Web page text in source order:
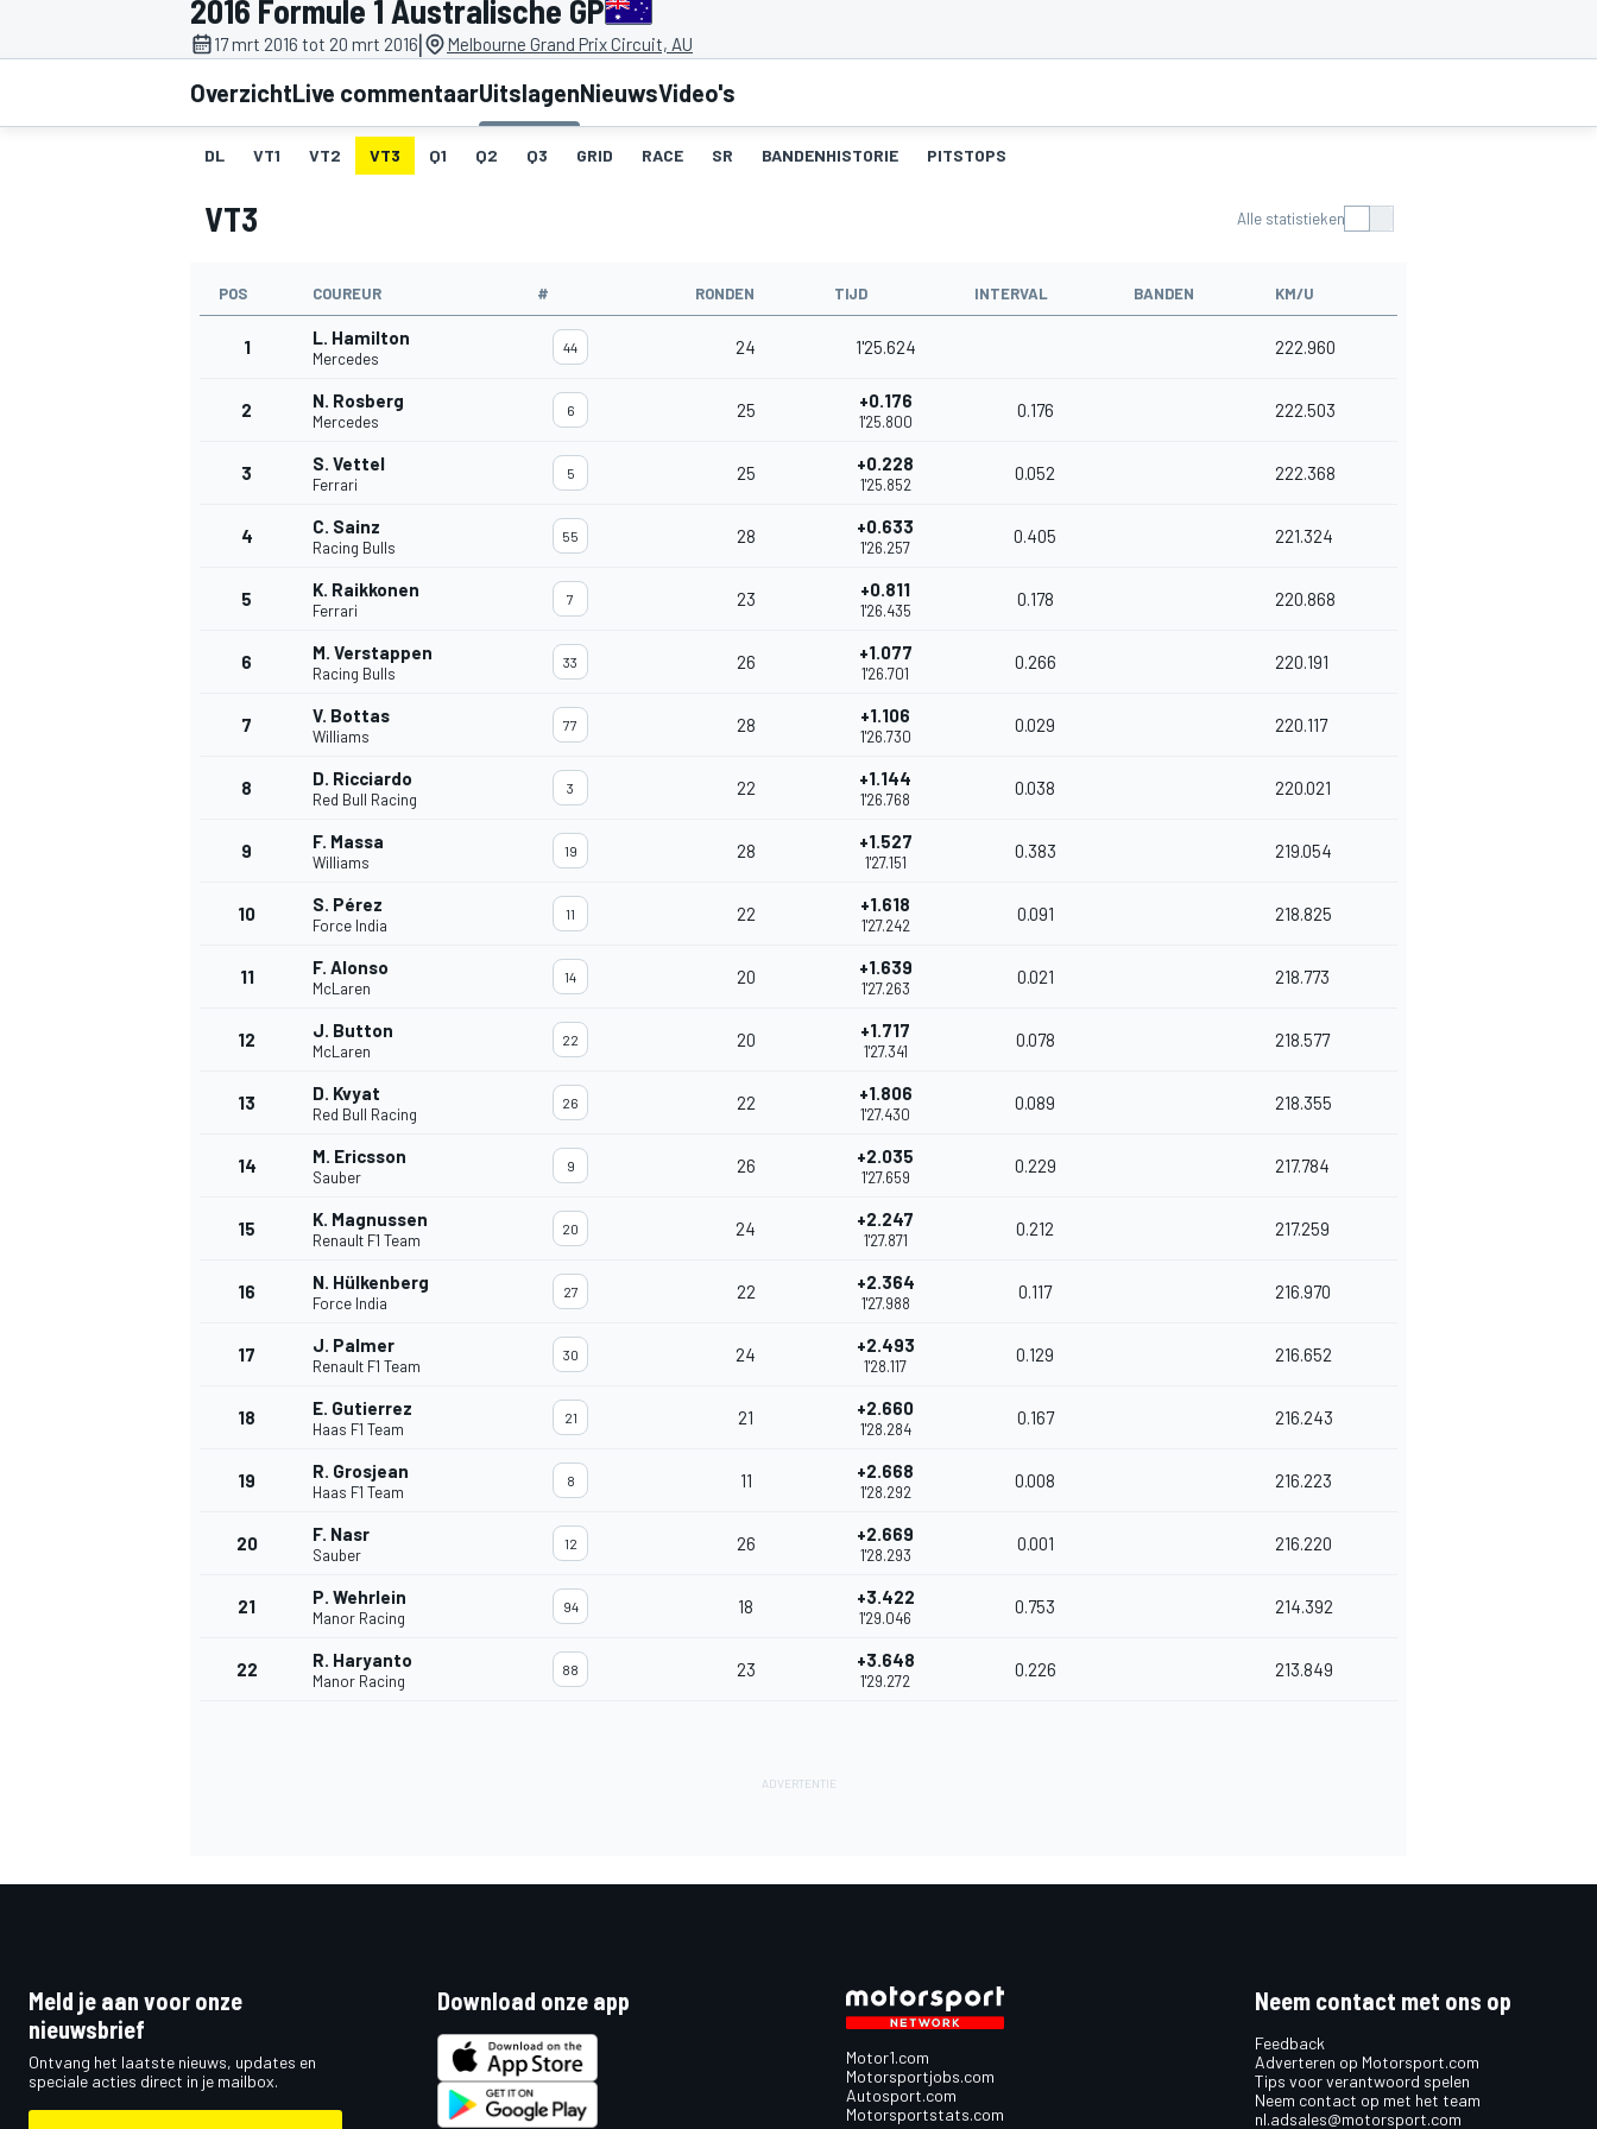
2016 Formule 1 Australische GP
17 mrt 2016 tot 20 mrt 2016| Melbourne Grand Prix Circuit, AU
OverzichtLive commentaarUitslagenNieuwsVideo's
DL VT1 VT2 VT3 Q1 Q2 Q3 GRID RACE SR BANDENHISTORIE PITSTOPS
VT3 Alle statistieken
POS COUREUR # RONDEN TIJD INTERVAL BANDEN KM/U
1 L. Hamilton
Mercedes
44 24 1'25.624 222.960
2 N. Rosberg
Mercedes
6 25 +0.176
1'25.800
0.176 222.503
3 S. Vettel
Ferrari
5 25 +0.228
1'25.852
0.052 222.368
4 C. Sainz
Racing Bulls
55 28 +0.633
1'26.257
0.405 221.324
5 K. Raikkonen
Ferrari
7 23 +0.811
1'26.435
0.178 220.868
6 M. Verstappen
Racing Bulls
33 26 +1.077
1'26.701
0.266 220.191
7 V. Bottas
Williams
77 28 +1.106
1'26.730
0.029 220.117
8 D. Ricciardo
Red Bull Racing
3 22 +1.144
1'26.768
0.038 220.021
9 F. Massa
Williams
19 28 +1.527
1'27.151
0.383 219.054
10 S. Pérez
Force India
11 22 +1.618
1'27.242
0.091 218.825
11 F. Alonso
McLaren
14 20 +1.639
1'27.263
0.021 218.773
12 J. Button
McLaren
22 20 +1.717
1'27.341
0.078 218.577
13 D. Kvyat
Red Bull Racing
26 22 +1.806
1'27.430
0.089 218.355
14 M. Ericsson
Sauber
9 26 +2.035
1'27.659
0.229 217.784
15 K. Magnussen
Renault F1 Team
20 24 +2.247
1'27.871
0.212 217.259
16 N. Hülkenberg
Force India
27 22 +2.364
1'27.988
0.117 216.970
17 J. Palmer
Renault F1 Team
30 24 +2.493
1'28.117
0.129 216.652
18 E. Gutierrez
Haas F1 Team
21 21 +2.660
1'28.284
0.167 216.243
19 R. Grosjean
Haas F1 Team
8 11 +2.668
1'28.292
0.008 216.223
20 F. Nasr
Sauber
12 26 +2.669
1'28.293
0.001 216.220
21 P. Wehrlein
Manor Racing
94 18 +3.422
1'29.046
0.753 214.392
22 R. Haryanto
Manor Racing
88 23 +3.648
1'29.272
0.226 213.849
Meld je aan voor onze
nieuwsbrief
Ontvang het laatste nieuws, updates en
speciale acties direct in je mailbox.
Download onze app
Motor1.com
Motorsportjobs.com
Autosport.com
Motorsportstats.com
Neem contact met ons op
Feedback
Adverteren op Motorsport.com
Tips voor verantwoord spelen
Neem contact op met het team
nl.adsales@motorsport.com